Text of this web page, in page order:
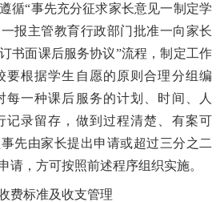
循“事先充分征求家长意见一制定学
报主管教育行政部门批准一向家长
书面课后服务协议”流程，制定工作
要根据学生自愿的原则合理分组编
一种课后服务的计划、时间、人
记录留存，做到过程清楚、有案可
先由家长提出申请或超过三分之二
请，方可按照前述程序组织实施。
费标准及收支管理